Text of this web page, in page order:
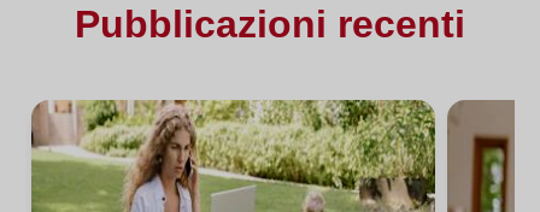
Pubblicazioni recenti